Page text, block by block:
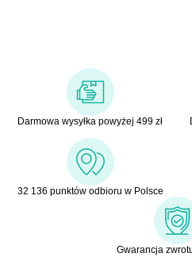
Darmowa wysyłka powyżej 499 zł
32 136 punktów odbioru w Polsce
Gwarancja